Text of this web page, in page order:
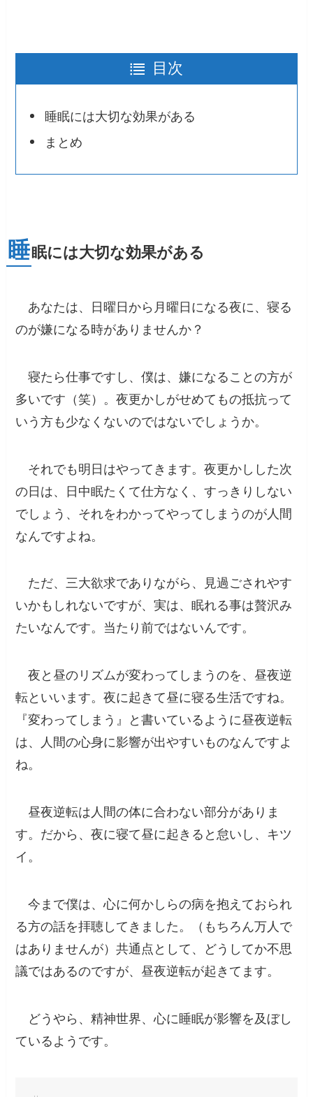
目次
睡眠には大切な効果がある
まとめ
睡眠には大切な効果がある
あなたは、日曜日から月曜日になる夜に、寝る
のが嫌になる時がありませんか？
寝たら仕事ですし、僕は、嫌になることの方が
多いです（笑）。夜更かしがせめてもの抵抗って
いう方も少なくないのではないでしょうか。
それでも明日はやってきます。夜更かしした次
の日は、日中眠たくて仕方なく、すっきりしない
でしょう、それをわかってやってしまうのが人間
なんですよね。
ただ、三大欲求でありながら、見過ごされやす
いかもしれないですが、実は、眠れる事は贅沢み
たいなんです。当たり前ではないんです。
夜と昼のリズムが変わってしまうのを、昼夜逆
転といいます。夜に起きて昼に寝る生活ですね。
『変わってしまう』と書いているように昼夜逆転
は、人間の心身に影響が出やすい ものなんですよ
ね。
昼夜逆転は人間の体に合わない部分がありま
す。だから、夜に寝て昼に起きると怠いし、キツ
イ。
今まで僕は、心に何かしらの病を抱えておられ
る方の話を拝聴してきました。（もちろん万人で
はありませんが）共通点として、どうしてか不思
議ではあるのですが、昼夜逆転が起きてます。
どうやら、精神世界、心に睡眠が影響を及ぼし
ているようです。